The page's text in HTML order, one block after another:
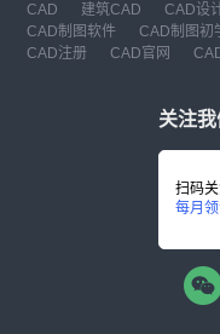
CAD
建筑CAD CAD设
CAD制图软件
CAD制图初
CAD注册
CAD官网
关注我
扫码
每月